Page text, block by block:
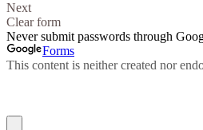
Next
Clear form
Never submit passwords through
Forms
This content is neither created nor